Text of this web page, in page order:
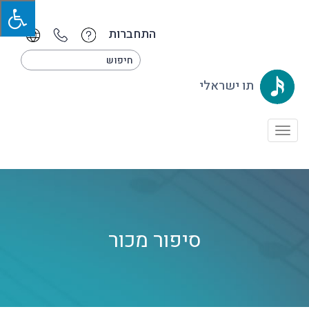
התחברות
תו ישראלי
Toggle
סיפור מכור